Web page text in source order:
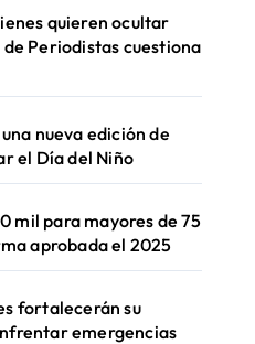
quieren ocultar
Periodistas cuestiona
nueva edición de
el Día del Niño
mil para mayores de 75
aprobada el 2025
fortalecerán su
emergencias